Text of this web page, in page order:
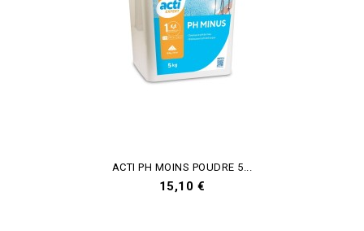
ACTI PH MOINS POUDRE 5...
Prix
15,10 €